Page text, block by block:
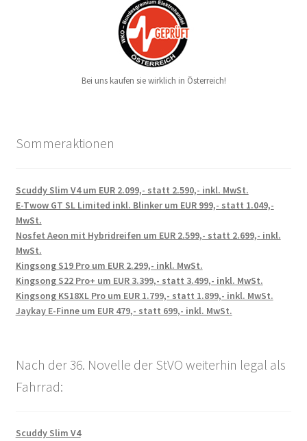
Bei uns kaufen sie wirklich in Österreich!
Sommeraktionen
Scuddy Slim V4 um EUR 2.099,- statt 2.590,- inkl. MwSt.
E-Twow GT SL Limited inkl. Blinker um EUR 999,- statt 1.049,-
MwSt.
Nosfet Aeon mit Hybridreifen um EUR 2.599,- statt 2.699,- inkl.
MwSt.
Kingsong S19 Pro um EUR 2.299,- inkl. MwSt.
Kingsong S22 Pro+ um EUR 3.399,- statt 3.499,- inkl. MwSt.
Kingsong KS18XL Pro um EUR 1.799,- statt 1.899,- inkl. MwSt.
Jaykay E-Finne um EUR 479,- statt 699,- inkl. MwSt.
Nach der 36. Novelle der StVO weiterhin legal als
Fahrrad:
Scuddy Slim V4